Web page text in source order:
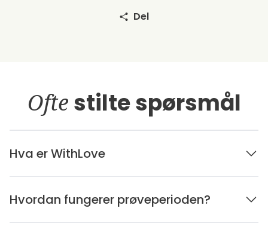
Del
Ofte stilte spørsmål
Hva er WithLove
Hvordan fungerer prøveperioden?